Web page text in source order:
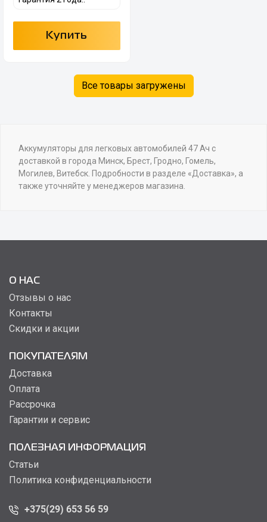
Купить
Все товары загружены
Аккумуляторы для легковых автомобилей 47 Ач с
доставкой в города Минск, Брест, Гродно, Гомель,
Могилев, Витебск. Подробности в разделе «Доставка», а
также уточняйте у менеджеров магазина.
О НАС
Отзывы о нас
Контакты
Скидки и акции
ПОКУПАТЕЛЯМ
Доставка
Оплата
Рассрочка
Гарантии и сервис
ПОЛЕЗНАЯ ИНФОРМАЦИЯ
Статьи
Политика конфиденциальности
+375(29) 653 56 59